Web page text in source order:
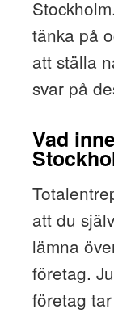
tänka på
att ställa
svar på
Vad
att du
lämna
företag.
företag